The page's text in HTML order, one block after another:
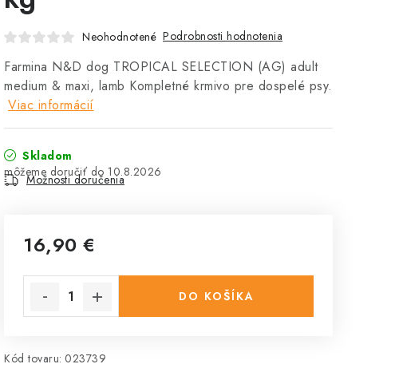
Neohodnotené Podrobnosti hodnotenia
Farmina N&D dog TROPICAL SELECTION (AG) adult
medium & maxi, lamb Kompletné krmivo pre dospelé psy.
Viac informácií
Skladom
10.8.2026
Možnosti doručenia
16,90 €
DO KOŠÍKA
Kód tovaru: 023739